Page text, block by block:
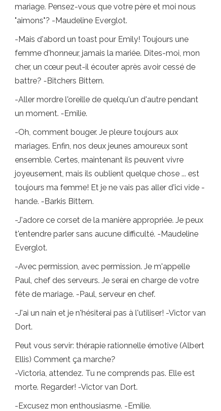
mariage. Pensez-vous que votre père et moi nous
"aimons"? -Maudeline Everglot.
-Mais d'abord un toast pour Emily! Toujours une
femme d'honneur, jamais la mariée. Dites-moi, mon
cher, un cœur peut-il écouter après avoir cessé de
battre? -Bitchers Bittern.
-Aller mordre l'oreille de quelqu'un d'autre pendant
un moment. -Emilie.
-Oh, comment bouger. Je pleure toujours aux
mariages. Enfin, nos deux jeunes amoureux sont
ensemble. Certes, maintenant ils peuvent vivre
joyeusement, mais ils oublient quelque chose ... est
toujours ma femme! Et je ne vais pas aller d'ici vide -
hande. -Barkis Bittern.
-J'adore ce corset de la manière appropriée. Je peux
t'entendre parler sans aucune difficulté. -Maudeline
Everglot.
-Avec permission, avec permission. Je m'appelle
Paul, chef des serveurs. Je serai en charge de votre
fête de mariage. -Paul, serveur en chef.
-J'ai un nain et je n'hésiterai pas à l'utiliser! -Victor van
Dort.
Peut vous servir: thérapie rationnelle émotive (Albert
Ellis) Comment ça marche?
-Victoria, attendez. Tu ne comprends pas. Elle est
morte. Regarder! -Victor van Dort.
-Excusez mon enthousiasme. -Emilie.